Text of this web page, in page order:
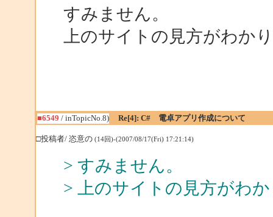
すみません。
上のサイトの見方がわか
■6549 / inTopicNo.8) Re[4]: C# 電卓アプリ作成について
□投稿者/ 恣意の (14回)-(2007/08/17(Fri) 17:21:14)
> すみません。
> 上のサイトの見方がわ